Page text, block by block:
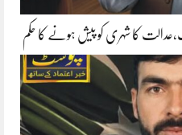
کا شہری کو پیش ہونے کا حکم